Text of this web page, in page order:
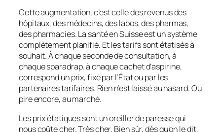
Cette augmentation, c’est celle des revenus des
hôpitaux, des médecins, des labos, des pharmas,
des pharmacies. La santé en Suisse est un système
complètement planifié. Et les tarifs sont étatisés à
souhait. À chaque seconde de consultation, à
chaque sparadrap, à chaque cachet d’aspirine,
correspond un prix, fixé par l’État ou par les
partenaires tarifaires. Rien n’est laissé au hasard. Ou
pire encore, au marché.
Les prix étatiques sont un oreiller de paresse qui
nous coûte cher. Très cher. Bien sûr, dès qu’on le dit,